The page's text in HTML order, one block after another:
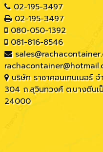
02-195-3497
02-195-3497
080-050-1392
081-816-8546
บริษัท ราชาคอนเทนเนอร์
304 ถ.สุวินทวงศ์ ต.บางตีนเป็
24000